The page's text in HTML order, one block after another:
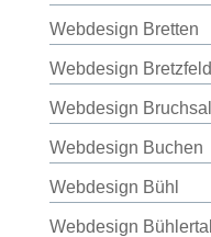
Webdesign Bretten
Webdesign Bretzfeld
Webdesign Bruchsal
Webdesign Buchen
Webdesign Bühl
Webdesign Bühlertal